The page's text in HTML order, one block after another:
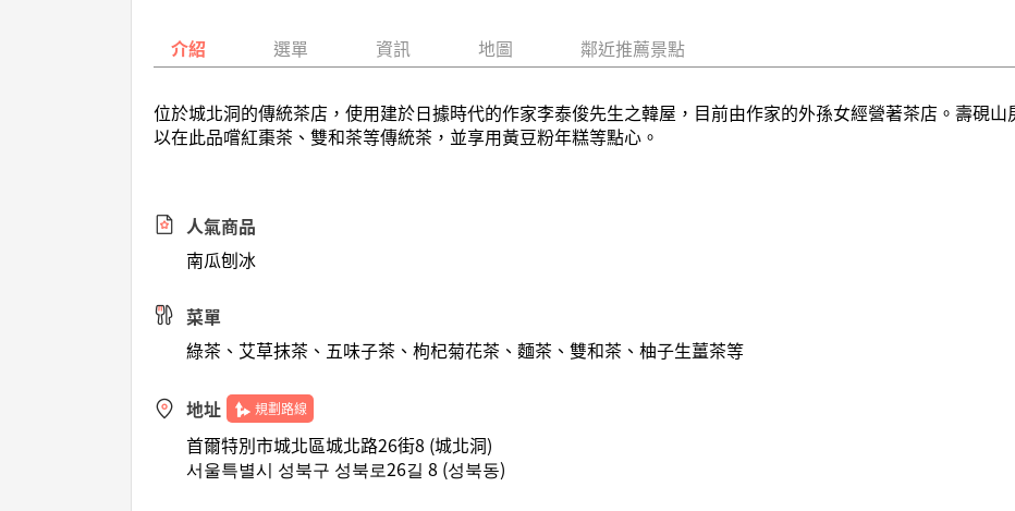
介紹 選單 資訊 地圖 鄰近推薦景點
位於城北洞的傳統茶店，使用建於日據時代的作家李泰俊先生之韓屋，目前由作家的外孫女經營著茶店。壽硯
以在此品嚐紅棗茶、雙和茶等傳統茶，並享用黃豆粉年糕等點心。
人氣商品
南瓜刨冰
菜單
綠茶、艾草抹茶、五味子茶、枸杞菊花茶、麵茶、雙和茶、柚子生薑茶等
地址 規劃路線
首爾特別市城北區城北路26街8 (城北洞)
서울특별시 성북구 성북로26길 8 (성북동)